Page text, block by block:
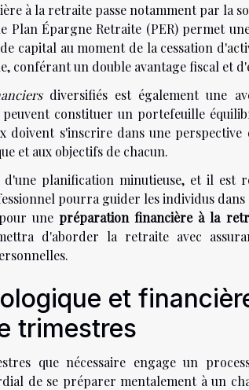
à la retraite passe notamment par la
Plan Épargne Retraite (PER) permet
capital au moment de la cessation
conférant un double avantage fiscal et
diversifiés est également une
constituer un portefeuille
doivent s'inscrire dans une perspective
et aux objectifs de chacun.
planification minutieuse, et il est
pourra guider les individus
une préparation financière à la
d'aborder la retraite avec
et
trimestres
que nécessaire engage un
de se préparer mentalement à un